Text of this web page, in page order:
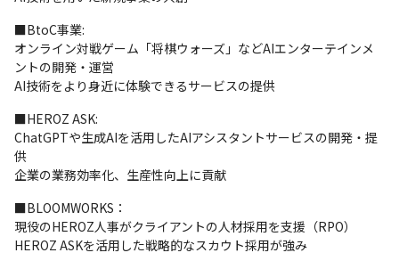
■BtoC事業:
オンライン対戦ゲーム「将棋ウォーズ」などAIエンターテインメ
ントの開発・運営
AI技術をより身近に体験できるサービスの提供
■HEROZ ASK:
ChatGPTや生成AIを活用したAIアシスタントサービスの開発・提
供
企業の業務効率化、生産性向上に貢献
■BLOOMWORKS：
現役のHEROZ人事がクライアントの人材採用を支援（RPO）
HEROZ ASKを活用した戦略的なスカウト採用が強み